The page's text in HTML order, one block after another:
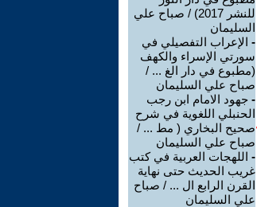
للنشر 2017) / صباح علي
السليمان
- الإعراب التفصيلي في
سورتي الإسراء والكهف
(مطبوع في دار الغ ... /
صباح علي السليمان
- جهود الامام ابن رجب
الحنبلي اللغوية في شرح
صحيح البخاري ( مط ... /
صباح علي السليمان
- اللهجات العربية في كتب
غريب الحديث حتى نهاية
القرن الرابع ال ... / صباح
علي السليمان